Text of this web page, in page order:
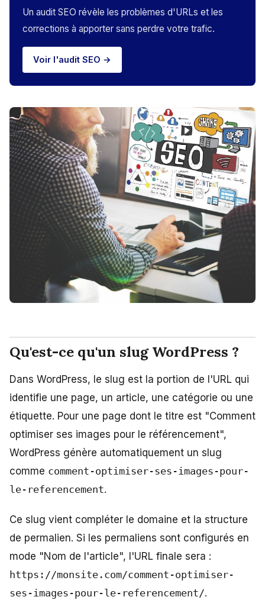
Qu'est-ce qu'un slug WordPress ?
Dans WordPress, le slug est la portion de l'URL qui
identifie une page, un article, une catégorie ou une
étiquette. Pour une page dont le titre est "Comment
optimiser ses images pour le référencement",
WordPress génère automatiquement un slug
comme comment-optimiser-ses-images-pour-
le-referencement.
Ce slug vient compléter le domaine et la structure
de permalien. Si les permaliens sont configurés en
mode "Nom de l'article", l'URL finale sera :
https://monsite.com/comment-optimiser-
ses-images-pour-le-referencement/.
Un audit SEO révèle les problèmes d'URLs et les
corrections à apporter sans perdre votre trafic.
Voir l'audit SEO →